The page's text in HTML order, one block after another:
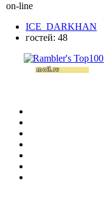
on-line
ICE_DARKHAN
гостей: 48